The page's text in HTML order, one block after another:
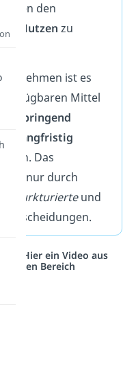
den
Nutzen zu
ist es
verfügbaren Mittel
langfristig
Das
nur durch
sturkturierteund
Entscheidungen.
Hier ein Video aus
Bereich